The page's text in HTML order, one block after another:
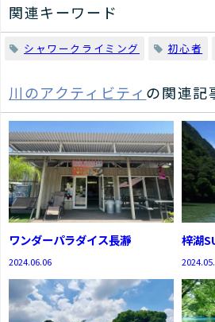
関連キーワード
シャワークライミング 初心者
川のアクティビティ の関連記
ワンダーパラダイス長瀞
2024.06.06
梓湖